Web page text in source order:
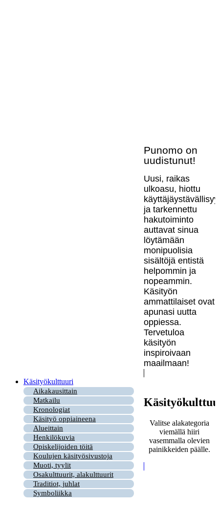
Punomo on
uudistunut!
Uusi, raikas
ulkoasu, hiottu
ja tarkennettu
hakutoiminto
auttavat sinua
löytämään
monipuolisia
sisältöjä entistä
helpommin ja
nopeammin.
Käsityön
ammattilaiset ovat
apunasi uutta
oppiessa.
Tervetuloa
käsityön
inspiroivaan
maailmaan!
Käsityökulttuuri
Aikakausittain
Matkailu
Kronologiat
Käsityö oppiaineena
Alueittain
Henkilökuvia
Opiskelijoiden töitä
Koulujen käsityösivustoja
Muoti, tyylit
Osakulttuurit, alakulttuurit
Traditiot, juhlat
Symboliikka
Valitse alakategoria
viemällä hiiri
vasemmalla olevien
painikkeiden päälle.